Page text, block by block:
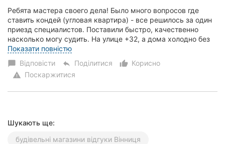
Ребята мастера своего дела! Было много вопросов где
ставить кондей (угловая квартира) - все решилось за один
приезд cпециалистов. Поставили быстро, качественно
насколько могу судить. На улице +32, а дома холодно без
футболки. Брал Osaka Inverter 12...
Показати повністю
chat_bubble Відповісти reply Поділитися thumb_up_alt
Корисно
warning Поскаржитися
Шукають ще:
будівельні магазини відгуки Вінниця